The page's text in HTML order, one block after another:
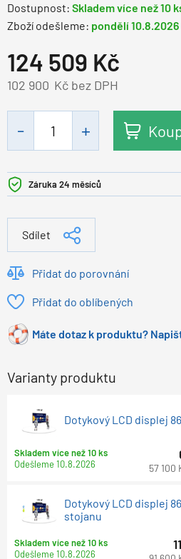
Dostupnost: Skladem více než 10
Zboží odešleme: pondělí 10.8.2026
124 509 Kč
Kč bez DPH
102 900
Záruka 24 měsíců
Sdílet
Přidat do porovnání
Přidat do oblíbených
Máte dotaz k produktu?
Varianty produktu
Dotykový LCD displej
Skladem více než 10 ks
Odešleme10.8.2026
57 100
Dotykový LCD displej
stojanu
Skladem více než 10 ks
Odešleme10.8.2026